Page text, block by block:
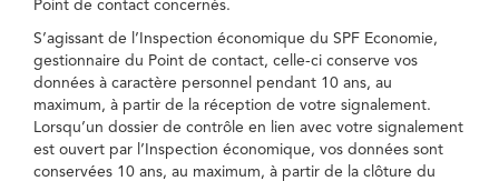
Point de contact concernés.
S’agissant de l’Inspection économique du SPF Economie,
gestionnaire du Point de contact, celle-ci conserve vos
données à caractère personnel pendant 10 ans, au
maximum, à partir de la réception de votre signalement.
Lorsqu’un dossier de contrôle en lien avec votre signalement
est ouvert par l’Inspection économique, vos données sont
conservées 10 ans, au maximum, à partir de la clôture du